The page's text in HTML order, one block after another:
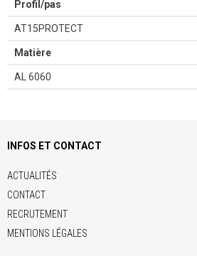
Profil/pas
AT15PROTECT
Matière
AL 6060
INFOS ET CONTACT
ACTUALITÉS
CONTACT
RECRUTEMENT
MENTIONS LÉGALES